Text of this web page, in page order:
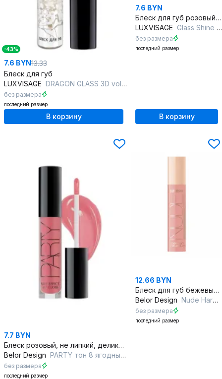
-43%
7.6 BYN13.33
Блеск для губ
LUXVISAGE DRAGON GLASS 3D volume 2,8 г 04 frozen
без размера
последний размер
В корзину
7.6 BYN
Блеск для губ розовый с полупрозрачным шиммером и защитой
LUXVISAGE Glass Shine 26 Hot Pink
без размера
последний размер
В корзину
7.7 BYN
Блеск розовый, не липкий, деликатный уход за губами
Belor Design PARTY тон 8 ягодный микс
без размера
последний размер
12.66 BYN
Блеск для губ бежевый с витамином Е и насыщенным сиянием
Belor Design Nude Harmony Outfit Lip тон 20 Pastel
без размера
последний размер